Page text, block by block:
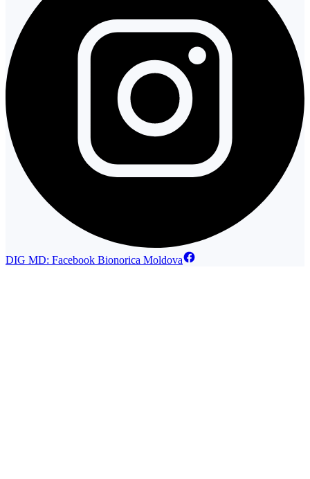
DIG MD: Facebook Bionorica Moldova